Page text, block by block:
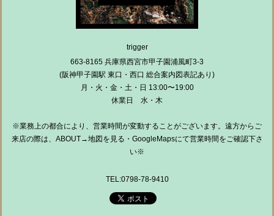
trigger
663-8165 兵庫県西宮市甲子園浦風町3-3
(阪神甲子園駅 東口・西口 総合案内図表記あり)
月・火・金・土・日 13:00〜19:00
休業日 水・木
※業務上の都合により、営業時間が変動することがございます。遠方からご
来店の際は、ABOUT→地図を見る・GoogleMapsにて営業時間をご確認下さ
い※
TEL:0798-78-9410